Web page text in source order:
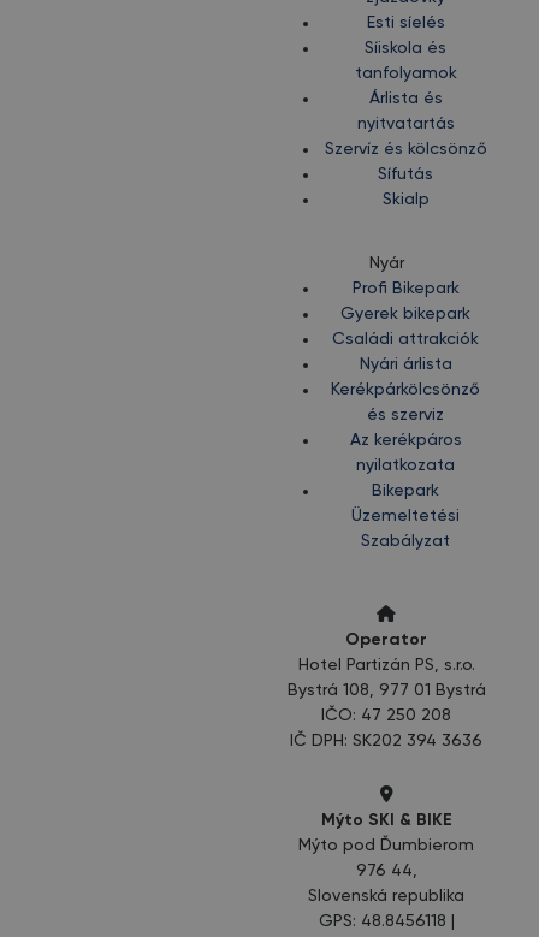
Esti síelés
Síiskola és
tanfolyamok
Árlista és
nyitvatartás
Szervíz és kölcsönző
Sífutás
Skialp
Nyár
Profi Bikepark
Gyerek bikepark
Családi attrakciók
Nyári árlista
Kerékpárkölcsönző
és szerviz
Az kerékpáros
nyilatkozata
Bikepark
Üzemeltetési
Szabályzat
Operator
Hotel Partizán PS, s.r.o.
Bystrá 108, 977 01 Bystrá
IČO: 47 250 208
IČ DPH: SK202 394 3636
Mýto SKI & BIKE
Mýto pod Ďumbierom
976 44,
Slovenská republika
GPS: 48.8456118 |